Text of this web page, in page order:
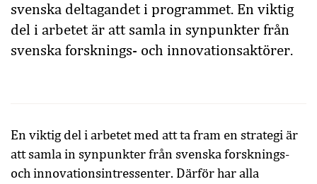
svenska deltagandet i programmet. En viktig
del i arbetet är att samla in synpunkter från
svenska forsknings- och innovationsaktörer.
En viktig del i arbetet med att ta fram en strategi är
att samla in synpunkter från svenska forsknings-
och innovationsintressenter. Därför har alla